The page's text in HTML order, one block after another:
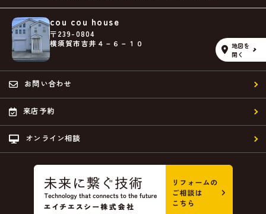
cou cou house
〒239-0804
横須賀市吉井４－６－１０
地図を
開く
お問い合わせ
来店予約
オンライン相談